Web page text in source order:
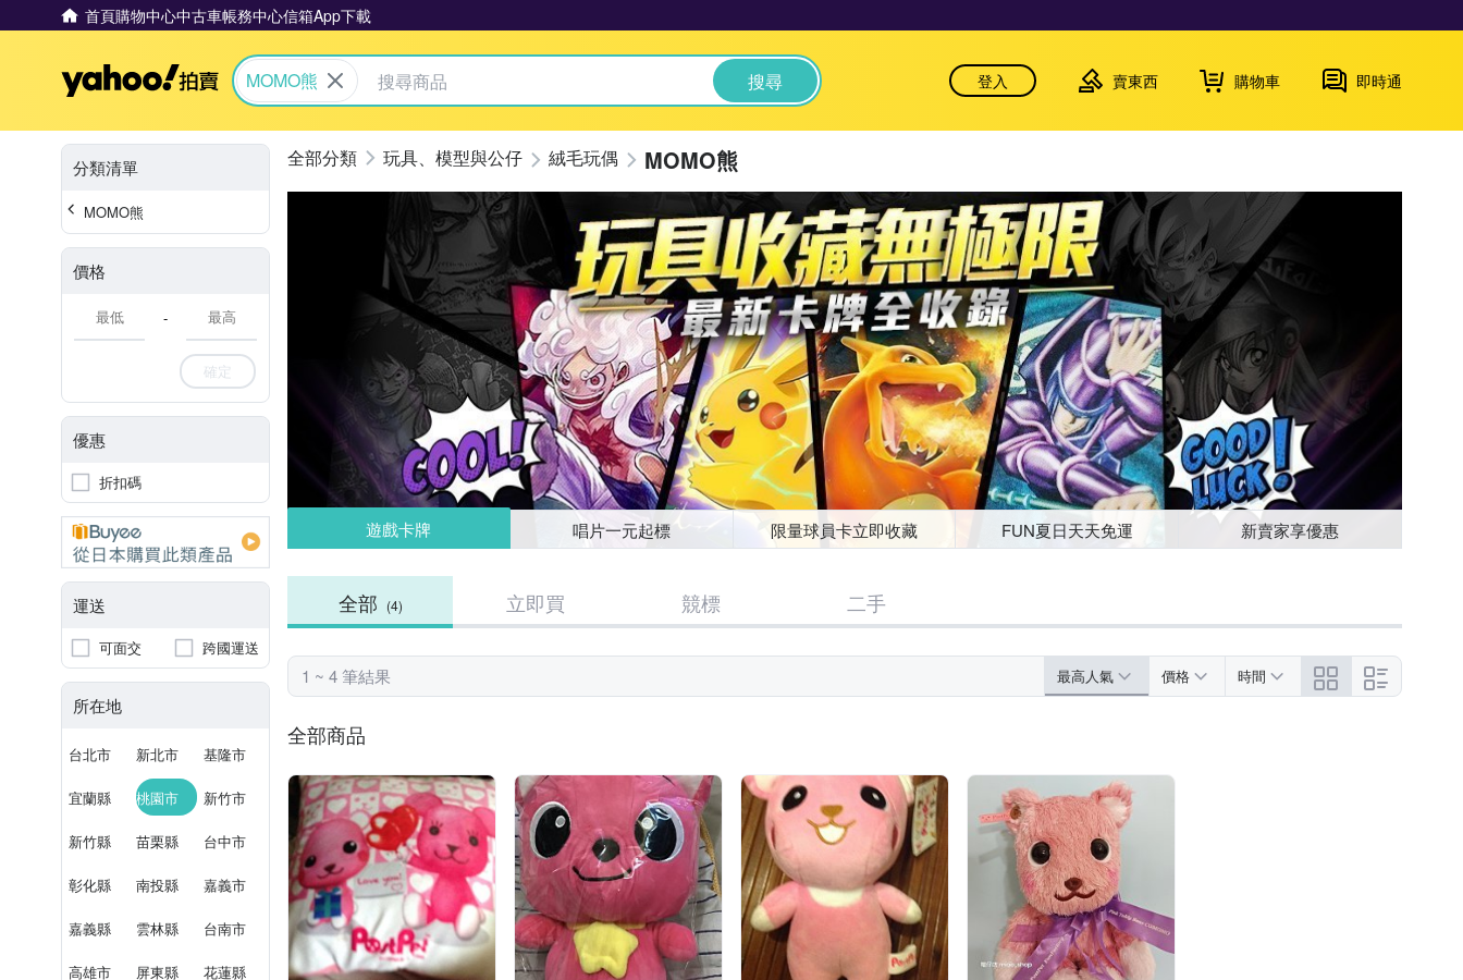
首頁購物中心中古車帳務中心信箱App下載
Yahoo拍賣
MOMO熊 搜尋 登入 賣東西 購物車 即時通
分類清單
MOMO熊
價格
-
確定
優惠
折扣碼
運送
可面交 跨國運送
所在地
台北市 新北市 基隆市
宜蘭縣 桃園市 新竹市
新竹縣 苗栗縣 台中市
彰化縣 南投縣 嘉義市
嘉義縣 雲林縣 台南市
高雄市 屏東縣 花蓮縣
玩具、模型與公仔 絨毛玩偶 MOMO熊
遊戲卡牌 唱片一元起標 限量球員卡立即收藏 FUN夏日天天免運 新賣家享優惠
全部 (4) 立即買 競標 二手
1 ~ 4 筆結果 最高人氣 價格 時間
全部商品